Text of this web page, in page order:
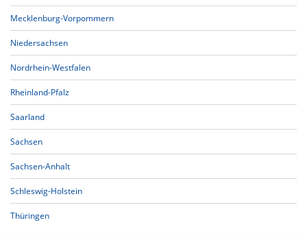
Mecklenburg-Vorpommern
Niedersachsen
Nordrhein-Westfalen
Rheinland-Pfalz
Saarland
Sachsen
Sachsen-Anhalt
Schleswig-Holstein
Thüringen